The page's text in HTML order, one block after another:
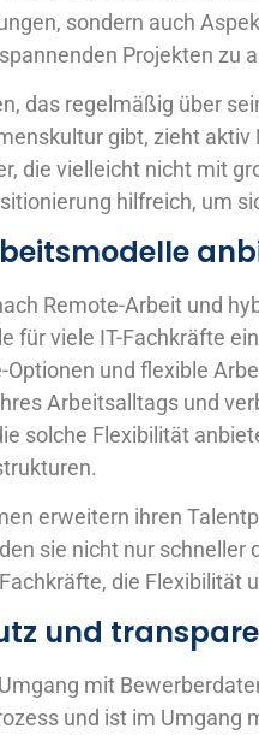
sondern auch
Projekten zu
das regelmäßig über
gibt, zieht aktiv
die vielleicht nicht mit
hilfreich, um
Remote-Arbeit und
für viele IT-Fachkräfte
Optionen und flexible
Arbeitsalltags und
solche Flexibilität
erweitern ihren
sie nicht nur
die Flexibilität
und
mit
und ist im Umgang